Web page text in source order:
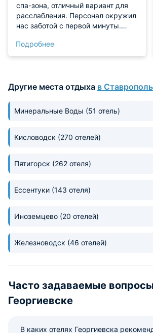
спа-зона, отличный вариант для
расслабления. Персонал окружил
нас заботой с первой минуты.
продуктов. Обязательно
порекомендуем этот отель
Подробнее
Другие места отдыха в
Минеральные Воды (51 отель)
Кисловодск (270 отелей)
Пятигорск (262 отеля)
Ессентуки (143 отеля)
Иноземцево (20 отелей)
Железноводск (46 отелей)
Часто задаваемые
Георгиевске
В каких отелях Георгиевска